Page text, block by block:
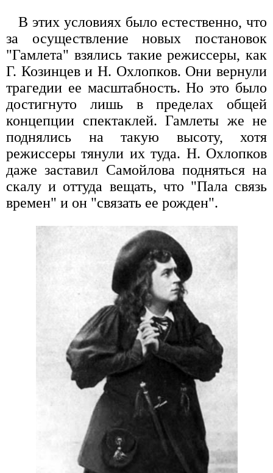
В этих условиях было естественно, что
за осуществление новых постановок
"Гамлета" взялись такие режиссеры, как
Г. Козинцев и Н. Охлопков. Они вернули
трагедии ее масштабность. Но это было
достигнуто лишь в пределах общей
концепции спектаклей. Гамлеты же не
поднялись на такую высоту, хотя
режиссеры тянули их туда. Н. Охлопков
даже заставил Самойлова подняться на
скалу и оттуда вещать, что "Пала связь
времен" и он "связать ее рожден".